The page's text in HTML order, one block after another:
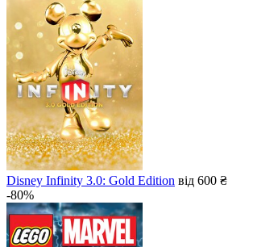
Disney Infinity 3.0: Gold Edition від 600 ₴
-80%